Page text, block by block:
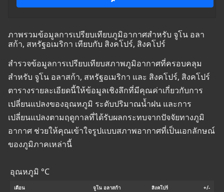
ภาพรวมข้อมูลการเปรียบเทียบภูมิอากาศสำหรับ จูโน อลา
สก้า, สหรัฐอเมริกา เทียบกับ สิงคโปร์, สิงคโปร์
สำรวจข้อมูลการเปรียบเทียบสภาพภูมิอากาศที่ครอบคลุม
สำหรับ จูโน อลาสก้า, สหรัฐอเมริกา และ สิงคโปร์, สิงคโปร์
ตารางรายละเอียดนี้ให้ข้อมูลเชิงลึกที่มีคุณค่าเกี่ยวกับการ
เปลี่ยนแปลงของอุณหภูมิ ระดับปริมาณน้ำฝน และการ
เปลี่ยนแปลงตามฤดูกาลที่ได้รับผลกระทบจากปัจจัยทางภูมิ
อากาศ ช่วยให้คุณเข้าใจรูปแบบสภาพอากาศที่เป็นเอกลักษณ์
ของภูมิภาคเหล่านี้
อุณหภูมิ °C
เดือน จูโน อลาสก้า สิงคโปร์ +/-